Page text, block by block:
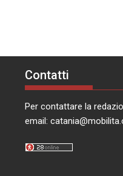
Contatti
Per contattare la
email: